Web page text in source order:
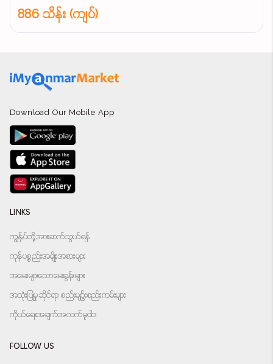
886 သိန်း (ကျပ်)
Download Our Mobile App
LINKS
ကျွန်ုပ်တို့အားဆက်သွယ်ရန်
ကုန်ပစ္စည်းအမျိုးအစားများ
အမေးများသောမေးခွန်းများ
အသုံးပြုမှုဆိုင်ရာ စည်းမျဉ်းစည်းကမ်းများ
ကိုယ်ရေးအချက်အလက်မူဝါဒ
FOLLOW US